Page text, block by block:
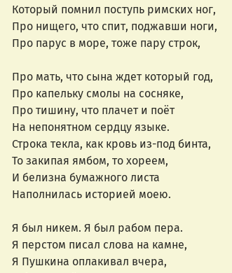
Который помнил поступь римских ног,
Про нищего, что спит, поджавши ноги,
Про парус в море, тоже пару строк,
Про мать, что сына ждет который год,
Про капельку смолы на сосняке,
Про тишину, что плачет и поёт
На непонятном сердцу языке.
Строка текла, как кровь из-под бинта,
То закипая ямбом, то хореем,
И белизна бумажного листа
Наполнилась историей моею.
Я был никем. Я был рабом пера.
Я перстом писал слова на камне,
Я Пушкина оплакивал вчера,